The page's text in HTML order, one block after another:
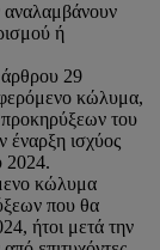
αναλαμβάνουν
ή
άρθρου 29
κώλυμα,
προκηρύξεων του
έναρξη ισχύος
2024.
κώλυμα
που θα
ήτοι μετά την